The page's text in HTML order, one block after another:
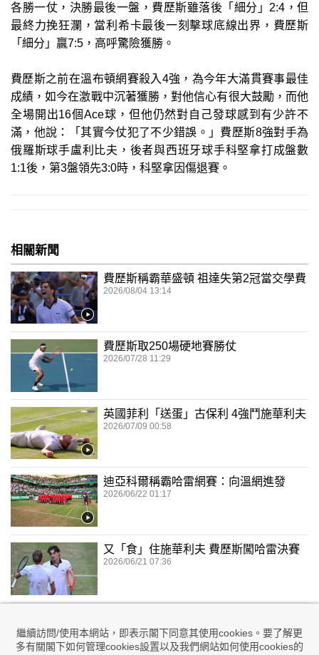
繼續訪問/使用本網站，即表示閣下同意其使用cookies。要了解更
多有關閣下如何管理cookies設置以及我們網站如何使用cookies的
各勝一仗，決勝最後一盤，費歷斯雖落後「細分」2:4，但
最終力挽狂瀾，當利希卡最後一刻擊球底線出界，費歷斯
「細分」贏7:5，高呼驚險獲勝。
費歷斯之前在溫布頓網賽殺入4強，為今年大滿貫賽事最佳
成績，如今在激戰中沉著獲勝，對他信心有很大鼓勵，而他
全場開出16個Ace球，但他仍然對自己發球感到有少許不
滿，他說：「其實今仗犯了不少錯誤。」費歷斯8強對手為
俄羅斯球手盧利比夫，後者與西班牙球手科堅拿打成盤數
1:1後，第3盤領先3:0時，科堅拿因傷退賽。
相關新聞
費歷斯稱霸華盛頓 祖達失第2冠當交學費
2026/08/04 13:14
費歷斯取250場硬地賽勝仗
2026/07/28 11:29
英國菲利「送蛋」古保利 4強鬥施華利夫
2026/07/09 00:58
迪亞科爾稱霸哈雷網賽：向溫網進發
2026/06/22 01:17
又「食」住施華利夫 費歷斯闖哈雷決賽
2026/06/21 07:36
2026/06/19 23:37